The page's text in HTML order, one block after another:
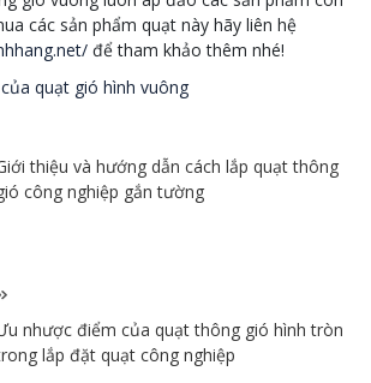
các sản phẩm quạt này hãy liên hệ
để tham khảo thêm nhé!
quạt gió hình vuông
thiệu và hướng dẫn cách lắp quạt thông
công nghiệp gắn tường
nhược điểm của quạt thông gió hình tròn
lắp đặt quạt công nghiệp